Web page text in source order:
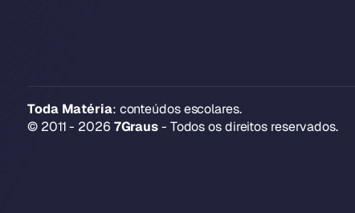
Toda Matéria: conteúdos escolares.
© 2011 - 2026 7Graus- Todos os direitos reservados.